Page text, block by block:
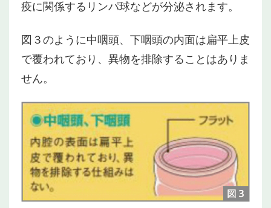
疫に関係するリンパ球などが分泌されます。
図３のように中咽頭、下咽頭の内面は扁平上皮
で覆われており、異物を排除することはありま
せん。